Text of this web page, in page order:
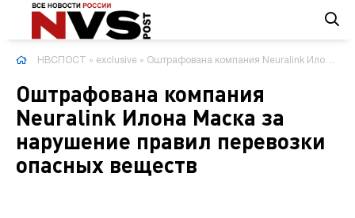
НВСПОСТ » exclusive » Оштрафована компания Neuralink Илона Маска за нарушение правил перевозки опасных веществ
Оштрафована компания
Neuralink Илона Маска за
нарушение правил перевозки
опасных веществ